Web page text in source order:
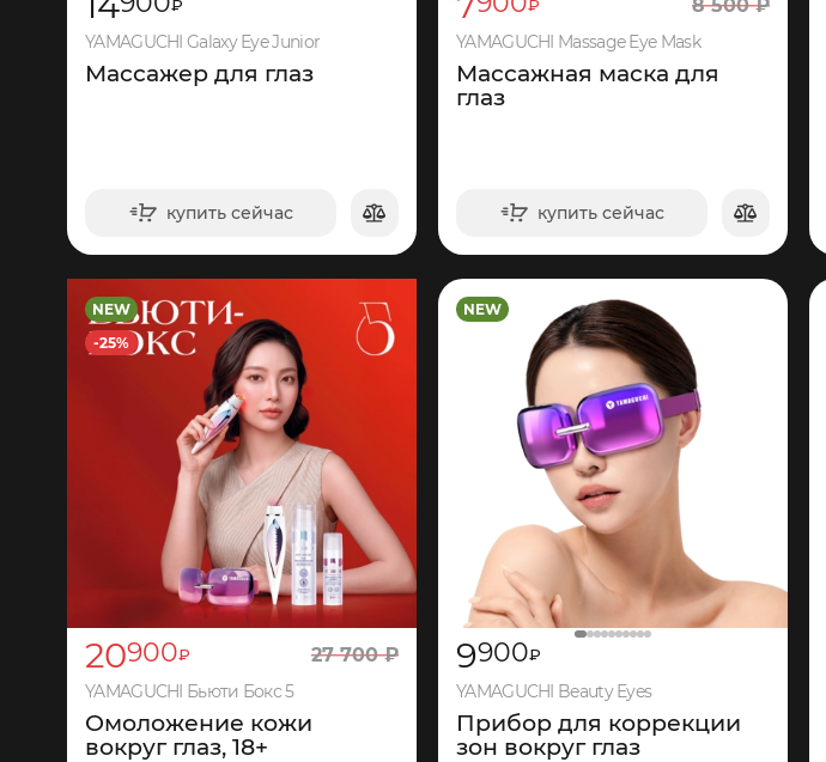
₽
YAMAGUCHI Galaxy Eye Junior
Массажер для глаз
купить сейчас
в корзину
447
₽ 8 500₽
YAMAGUCHI Massage Eye Mask
Массажная маска для
глаз
купить сейчас
в корзину
237
NEW
-25%
20900₽ 27 700₽
YAMAGUCHI Бьюти Бокс 5
Омоложение кожи
вокруг глаз, 18+
NEW
9900₽
YAMAGUCHI Beauty Eyes
Прибор для коррекции
зон вокруг глаз